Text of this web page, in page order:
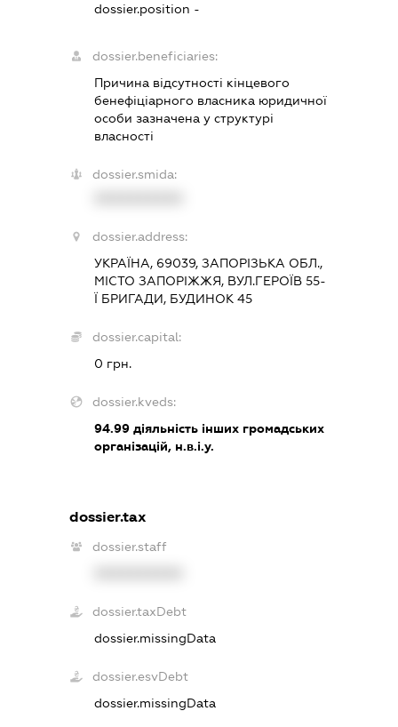
dossier.position -
dossier.beneficiaries:
Причина відсутності кінцевого
бенефіціарного власника юридичної
особи зазначена у структурі
власності
dossier.smida:
dossier.address:
УКРАЇНА, 69039, ЗАПОРІЗЬКА ОБЛ.,
МІСТО ЗАПОРІЖЖЯ, ВУЛ.ГЕРОЇВ 55-
Ї БРИГАДИ, БУДИНОК 45
dossier.capital:
0 грн.
dossier.kveds:
94.99діяльність інших громадських
організацій, н.в.і.у.
dossier.tax
dossier.staff
dossier.taxDebt
dossier.missingData
dossier.esvDebt
dossier.missingData